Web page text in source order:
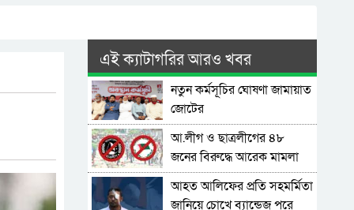
এই ক্যাটাগরির আরও খবর
নতুন কর্মসূচির ঘোষণা জামায়াত
জোটের
আ.লীগ ও ছাত্রলীগের ৪৮
জনের বিরুদ্ধে আরেক মামলা
আহত আলিফের প্রতি সহমর্মিতা
জানিয়ে চোখে ব্যান্ডেজ পরে